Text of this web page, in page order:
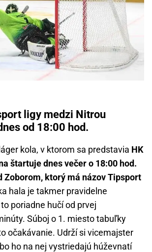
ligy medzi Nitrou
od 18:00 hod.
kola, v ktorom sa predstavia HK
štartuje dnes večer o 18:00 hod.
Zoborom, ktorý má názov Tipsport
hala je takmer pravidelne
poriadne hučí od prvej
Súboj o 1. miesto tabuľky
očakávanie. Udrží si vicemajster
ho na nej vystriedajú húževnatí